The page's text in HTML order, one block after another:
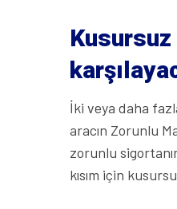
Kusursuz
İki veya daha
aracın Zorunlu
zorunlu
kısım için